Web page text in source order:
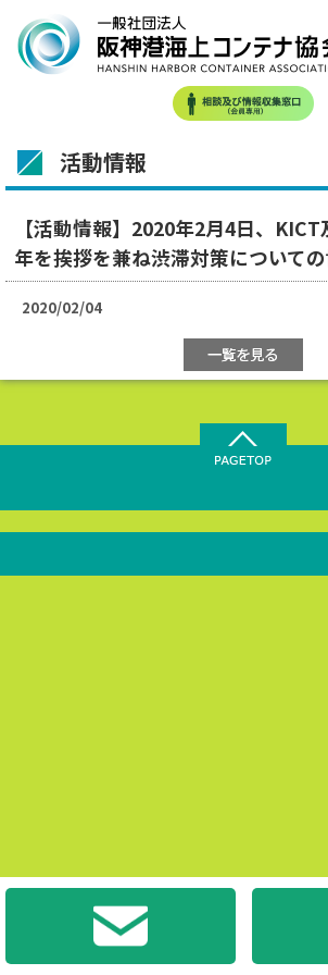
活動情報
【活動情報】2020年2月4日、
年を挨拶を兼ね渋滞対策について
2020/02/04